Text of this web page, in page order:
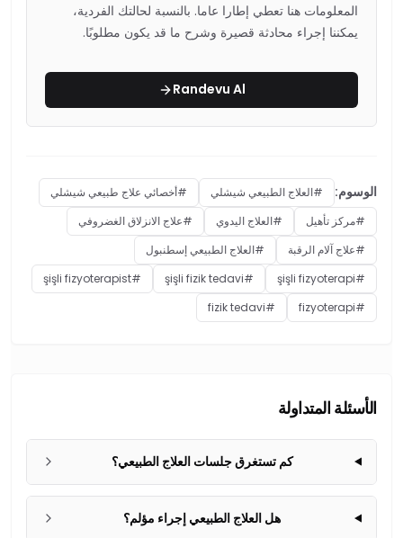
المعلومات هنا تعطي إطارا عاما. بالنسبة لحالتك الفردية،
يمكننا إجراء محادثة قصيرة وشرح ما قد يكون مطلوبًا.
Randevu Al
الوسوم: #العلاج الطبيعي شيشلي #أخصائي علاج طبيعي شيشلي
#مركز تأهيل #العلاج اليدوي #علاج الانزلاق الغضروفي
#علاج آلام الرقبة #العلاج الطبيعي إسطنبول
#
şişli fizyoterapi
#
şişli fizik tedavi
#
şişli fizyoterapist
#
fizyoterapi
#
fizik tedavi
الأسئلة المتداولة
كم تستغرق جلسات العلاج الطبيعي؟
هل العلاج الطبيعي إجراء مؤلم؟